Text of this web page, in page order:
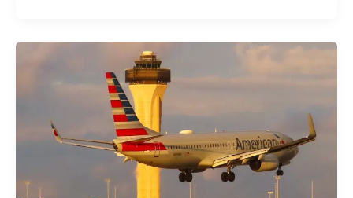
Венесуэлу
ежедневными